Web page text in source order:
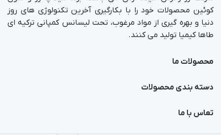
کوئین محصولات خود را با بکارگیری آخرین تکنولوژی های روز
دنیا و بهره گیری از مواد مرغوب، تحت لیسانس کمپانی ترکیه ای
طاها کیمیا تولید می کنند.
محصولات ما
دسته بندی محصولات
تماس با ما